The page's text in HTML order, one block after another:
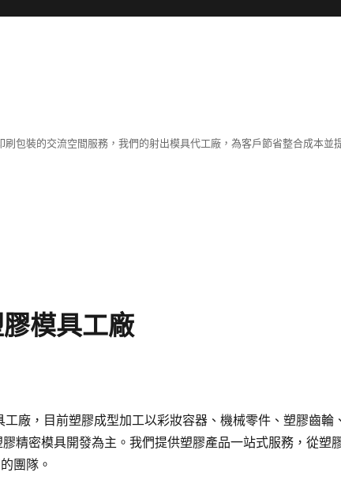
包裝的交流空間服務，我們的射出模具代工廠，為客戶節省整合成本並
模具工廠
廠，目前塑膠成型加工以彩妝容器、機械零件、塑膠齒輪、
精密模具開發為主。我們提供塑膠產品一站式服務，從塑
團隊。